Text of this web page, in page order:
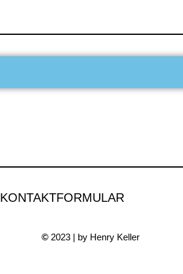
KONTAKTFORMULAR
© 2023 | by Henry Keller